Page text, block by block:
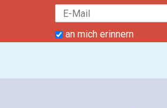
an mich erinnern